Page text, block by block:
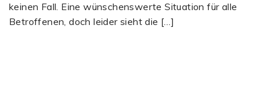
keinen Fall. Eine wünschenswerte Situation für alle
Betroffenen, doch leider sieht die […]